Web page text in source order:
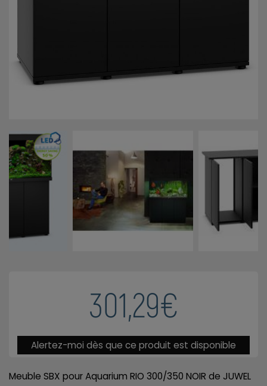
301,29€
Alertez-moi dès que ce produit est disponible
Meuble SBX pour Aquarium RIO 300/350 NOIR de JUWEL